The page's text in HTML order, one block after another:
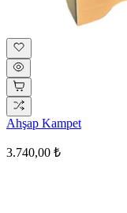
Ahşap Kampet
3.740,00 ₺